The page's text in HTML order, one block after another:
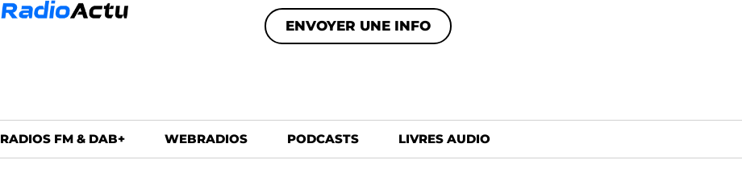
ENVOYER UNE INFO
RADIOS FM & DAB+ WEBRADIOS PODCASTS LIVRES AUDIO